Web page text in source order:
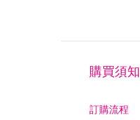
購買須知
訂購流程